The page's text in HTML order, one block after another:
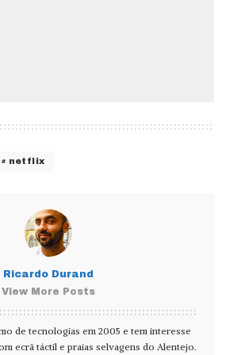
netflix
Ricardo Durand
View More Posts
de tecnologias em 2005 e tem interesse
ecrã táctil e praias selvagens do Alentejo.